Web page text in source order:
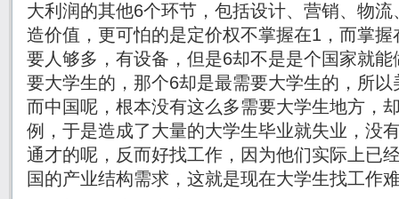
大利润的其他6个环节，包括设计、营销、物
造价值，更可怕的是定价权不掌握在1，而掌
要人够多，有设备，但是6却不是是个国家就
要大学生的，那个6却是最需要大学生的，所
而中国呢，根本没有这么多需要大学生地方，
例，于是造成了大量的大学生毕业就失业，没
通才的呢，反而好找工作，因为他们实际上已
国的产业结构需求，这就是现在大学生找工作